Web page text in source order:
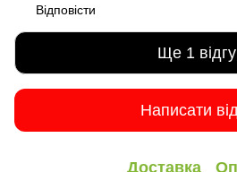
Відповісти
Ще 1
Написати
Доставка